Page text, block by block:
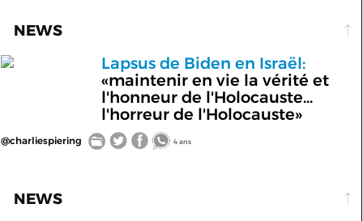
NEWS
Lapsus de Biden en Israël:
«maintenir en vie la vérité et
l'honneur de l'Holocauste...
l'horreur de l'Holocauste»
@charliespiering 4 ans
NEWS